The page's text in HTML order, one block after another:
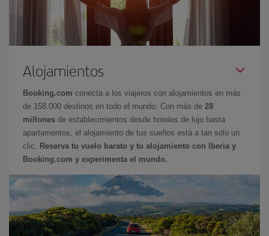
Alojamientos
Booking.com conecta a los viajeros con alojamientos en más
de 158.000 destinos en todo el mundo. Con más de 28
millones de establecimientos desde hoteles de lujo hasta
apartamentos, el alojamiento de tus sueños está a tan sólo un
clic.
Reserva tu vuelo barato y tu alojamiento con Iberia y
Booking.com y experimenta el mundo.